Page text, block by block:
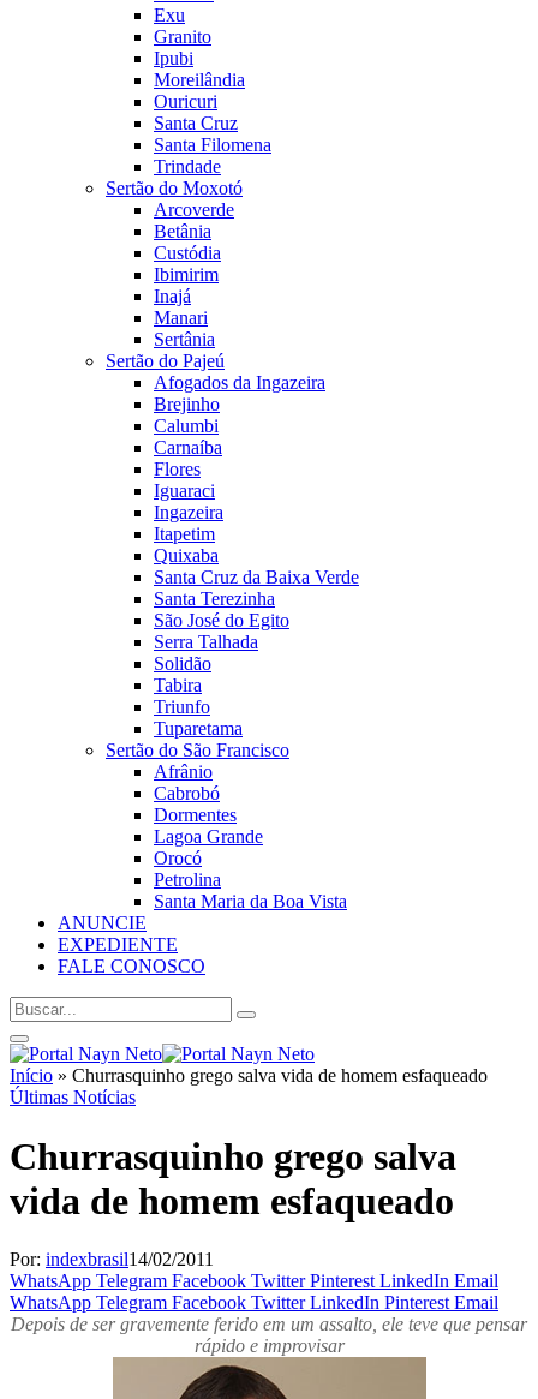
Exu
Granito
Ipubi
Moreilândia
Ouricuri
Santa Cruz
Santa Filomena
Trindade
Sertão do Moxotó
Arcoverde
Betânia
Custódia
Ibimirim
Inajá
Manari
Sertânia
Sertão do Pajeú
Afogados da Ingazeira
Brejinho
Calumbi
Carnaíba
Flores
Iguaraci
Ingazeira
Itapetim
Quixaba
Santa Cruz da Baixa Verde
Santa Terezinha
São José do Egito
Serra Talhada
Solidão
Tabira
Triunfo
Tuparetama
Sertão do São Francisco
Afrânio
Cabrobó
Dormentes
Lagoa Grande
Orocó
Petrolina
Santa Maria da Boa Vista
ANUNCIE
EXPEDIENTE
FALE CONOSCO
Início » Churrasquinho grego salva vida de homem esfaqueado
Últimas Notícias
Churrasquinho grego salva
vida de homem esfaqueado
Por: indexbrasil14/02/2011
WhatsApp Telegram Facebook Twitter Pinterest LinkedIn Email
WhatsApp Telegram Facebook Twitter LinkedIn Pinterest Email
Depois de ser gravemente ferido em um assalto, ele teve que pensar
rápido e improvisar